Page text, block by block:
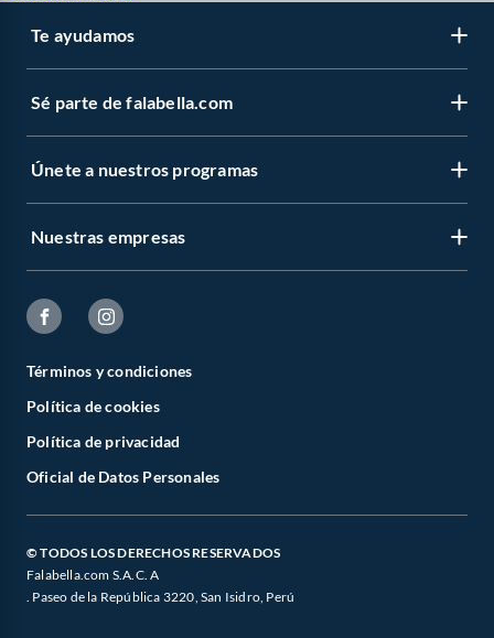
Te ayudamos
Sé parte de falabella.com
Únete a nuestros programas
Nuestras empresas
Términos y condiciones
Política de cookies
Política de privacidad
Oficial de Datos Personales
© TODOS LOS DERECHOS RESERVADOS
Falabella.com S.A.C. A
. Paseo de la República 3220, San Isidro, Perú